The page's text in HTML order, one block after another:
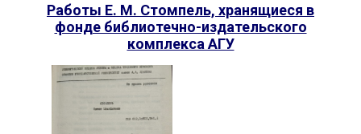
Работы Е. М. Стомпель, хранящиеся в
фонде библиотечно-издательского
комплекса АГУ